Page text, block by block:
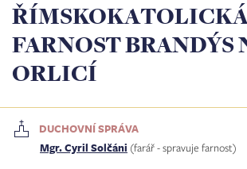
FARNOST BRANDÝS
ORLICÍ
DUCHOVNÍ SPRÁVA
Mgr. Cyril Solčáni (farář - spravuje farnost)